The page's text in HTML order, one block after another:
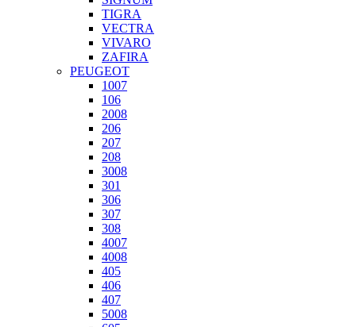
TIGRA
VECTRA
VIVARO
ZAFIRA
PEUGEOT
1007
106
2008
206
207
208
3008
301
306
307
308
4007
4008
405
406
407
5008